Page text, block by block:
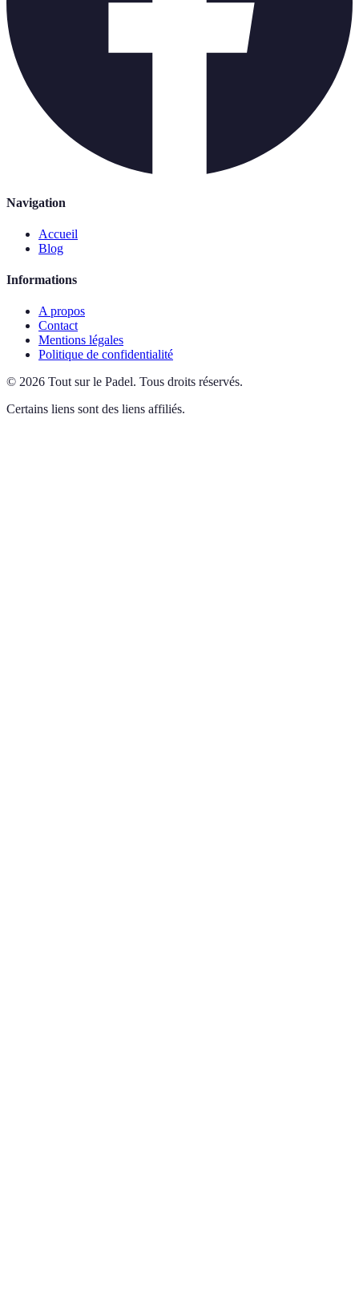
Navigation
Accueil
Blog
Informations
A propos
Contact
Mentions légales
Politique de confidentialité
© 2026 Tout sur le Padel. Tous droits réservés.
Certains liens sont des liens affiliés.